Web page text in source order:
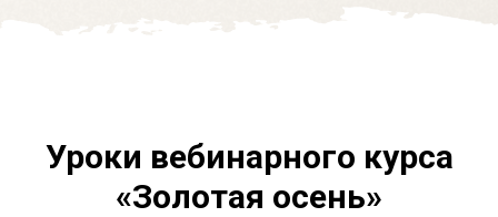
Уроки вебинарного курса
«Золотая осень»